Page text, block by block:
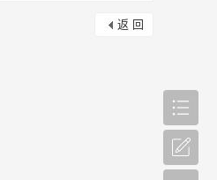
返 回